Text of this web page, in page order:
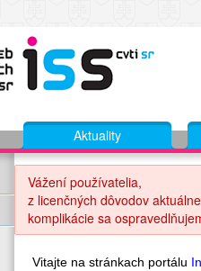
Aktuality
Vážení používatelia,
z licenčných dôvodov
komplikácie sa
Vitajte na stránkach portálu